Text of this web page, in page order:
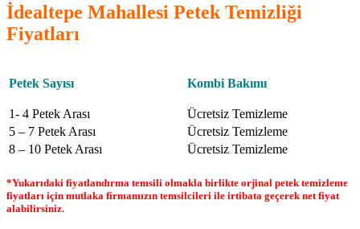
İdealtepe Mahallesi Petek Temizliği
Fiyatları
Petek Sayısı Kombi Bakımı
1- 4 Petek Arası
Ücretsiz Temizleme
5 – 7 Petek Arası
Ücretsiz Temizleme
8 – 10 Petek Arası
Ücretsiz Temizleme
*Yukarıdaki fiyatlandırma temsili olmakla birlikte orjinal petek temizleme
fiyatları için mutlaka firmamızın temsilcileri ile irtibata geçerek net fiyat
alabilirsiniz.